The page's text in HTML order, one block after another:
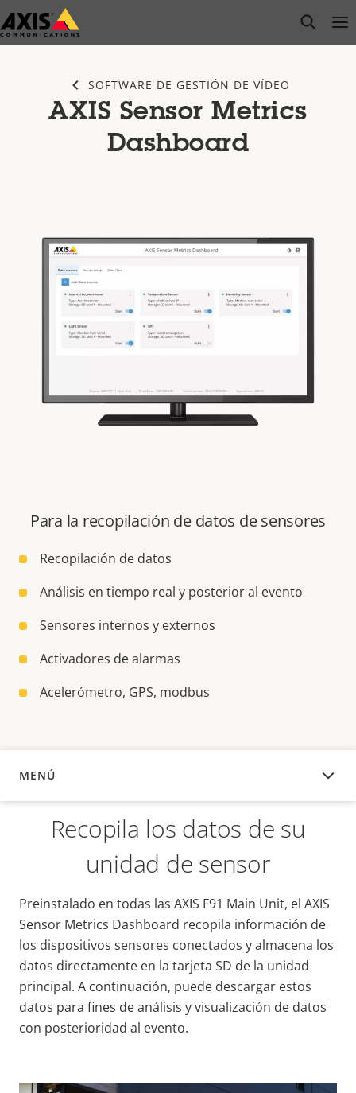
Saltar
al
open
SOFTWARE DE GESTIÓN DE VÍDEO
AXIS Sensor Metrics
Dashboard
Para la recopilación de datos de sensores
Recopilación de datos
Análisis en tiempo real y posterior al evento
Sensores internos y externos
Activadores de alarmas
Acelerómetro, GPS, modbus
MENÚ
DESCRIPCIÓN
Recopila los datos de su
unidad de sensor
Preinstalado en todas las AXIS F91 Main Unit, el AXIS
Sensor Metrics Dashboard recopila información de
los dispositivos sensores conectados y almacena los
datos directamente en la tarjeta SD de la unidad
principal. A continuación, puede descargar estos
datos para fines de análisis y visualización de datos
con posterioridad al evento.